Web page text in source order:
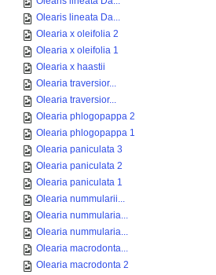
Olearis lineata Da...
Olearia x oleifolia 2
Olearia x oleifolia 1
Olearia x haastii
Olearia traversior...
Olearia traversior...
Olearia phlogopappa 2
Olearia phlogopappa 1
Olearia paniculata 3
Olearia paniculata 2
Olearia paniculata 1
Olearia nummularii...
Olearia nummularia...
Olearia nummularia...
Olearia macrodonta...
Olearia macrodonta 2